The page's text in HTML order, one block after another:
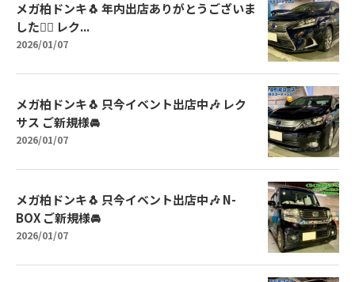
メガ柏ドンキ🐧 年内出店ありがとうございま
した🙇‍♂️ レク...
2026/01/07
メガ柏ドンキ🐧 只今イベント出店中🎶 レク
サス ご新規様🚘
2026/01/07
メガ柏ドンキ🐧 只今イベント出店中🎶 N-
BOX ご新規様🚘
2026/01/07